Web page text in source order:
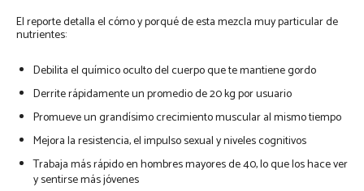
El reporte detalla el cómo y porqué de esta mezcla muy particular de
nutrientes:
Debilita el químico oculto del cuerpo que te mantiene gordo
Derrite rápidamente un promedio de 20 kg por usuario
Promueve un grandísimo crecimiento muscular al mismo tiempo
Mejora la resistencia, el impulso sexual y niveles cognitivos
Trabaja más rápido en hombres mayores de 40, lo que los hace ver
y sentirse más jóvenes